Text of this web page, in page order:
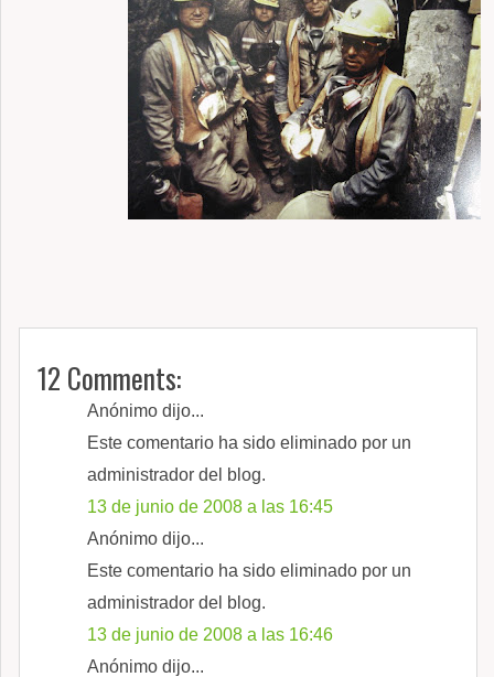
12 Comments:
Anónimo dijo...
Este comentario ha sido eliminado por un
administrador del blog.
13 de junio de 2008 a las 16:45
Anónimo dijo...
Este comentario ha sido eliminado por un
administrador del blog.
13 de junio de 2008 a las 16:46
Anónimo dijo...